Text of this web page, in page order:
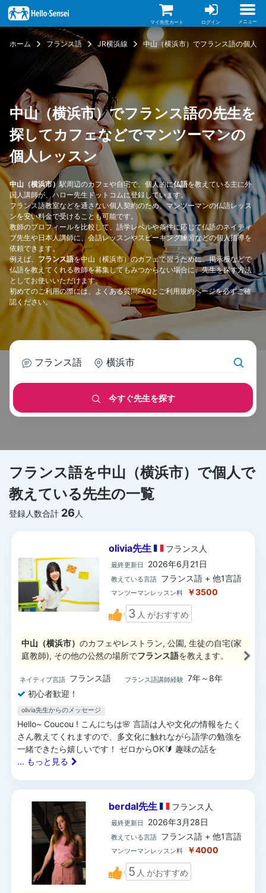
イ
ン
コ
マイ先生カート ログイン メニュー
ホーム フランス語 JR横浜線 中山（横浜市）でフランス語の個人レ
中山（横浜市）でフランス語の先生を
探してカフェなどでマンツーマンの
個人レッスン
中山（横浜市）駅周辺のカフェや自宅で、個人的に仏語を教えている主に外
国人講師が、ハロー先生ドットコムに登録しています。
フランス語教室などを通さない個人契約のため、マンツーマンの仏語レッス
ンを安い料金で受けることも可能です。
教師のプロフィールを比較して、語学レベルや条件に応じて仏語のネイティ
ブ先生や日本人講師に、会話レッスンやスピーキング練習などの個人指導を
依頼できます。
例えば、 フランス語を中山（横浜市）のカフェで習うために、掲示板などで
仏語を教えてくれる教師を募集してもみつからない場合に、先生を探す方法
としてお使いいただけます。
初めてのご利用の際には、 よくある質問FAQと ご利用規約ページを必ずご確
認ください。
フランス語 横浜市
今すぐ先生を探す
フランス語を中山（横浜市）で個人で
教えている先生の一覧
登録人数合計 26 人
olivia先生 フランス 人
最終更新日 2026年6月21日
教えている言語 フランス語 + 他1言語
マンツーマンレッスン料 ￥3500
3 人 がおすすめ
中山（横浜市） のカフェやレストラン, 公園, 生徒の自宅(家
庭教師), その他の公然の場所でフランス語を教えます。
ネイティブ言語 フランス語 フランス語講師経験 7年～8年
初心者歓迎！
olivia先生からのメッセージ
Hello~ Coucou ! こんにちは🌸 言語は人や文化の情報をたく
さん教えてくれますので、多文化に触れながら語学の勉強を
一緒できたら嬉しいです！ ゼロからOK🔰 趣味の話を
... もっと見る
berdal先生 フランス 人
最終更新日 2026年3月28日
教えている言語 フランス語 + 他1言語
マンツーマンレッスン料 ￥4000
5 人 がおすすめ